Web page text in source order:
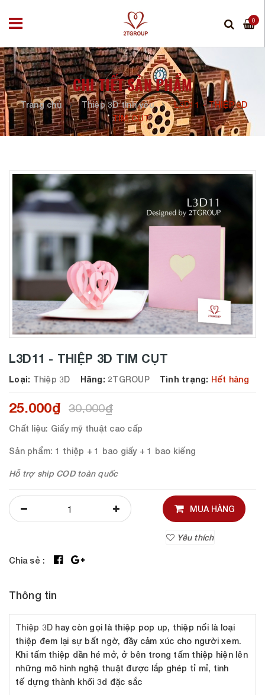
0
CHI TIẾT SẢN PHẨM
Trang chủ Thiệp 3D tình yêu
L3D11 - THIỆP 3D
TIM CỤT
L3D11 - THIỆP 3D TIM CỤT
Loại: Thiệp 3D Hãng: 2TGROUPTình trạng: Hết hàng
25.000₫ 30.000₫
Chất liệu: Giấy mỹ thuật cao cấp
Sản phẩm: 1 thiệp + 1 bao giấy + 1 bao kiếng
Hỗ trợ ship COD toàn quốc
MUA HÀNG
Yêu thích
Chia sẻ :
Thông tin
Thiệp 3D hay còn gọi là thiệp pop up, thiệp nổi là loại
thiệp đem lại sự bất ngờ, đầy cảm xúc cho người xem.
Khi tấm thiệp dần hé mở, ở bên trong tấm thiệp hiện lên
những mô hình nghệ thuật được lắp ghép tỉ mỉ, tinh
tế dựng thành khối 3d đặc sắc